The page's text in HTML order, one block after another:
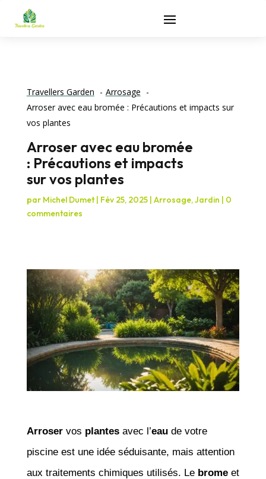
Travellers Garden
Arrosage
Arroser avec eau bromée : Précautions et impacts sur
vos plantes
Arroser avec eau bromée
: Précautions et impacts
sur vos plantes
par Michel Dumet| Fév 25, 2025| Arrosage,Jardin | 0
commentaires
Arroservos plantesavec l’eaude votre
piscine est une idée séduisante, mais attention
aux traitements chimiques utilisés. Le bromeet